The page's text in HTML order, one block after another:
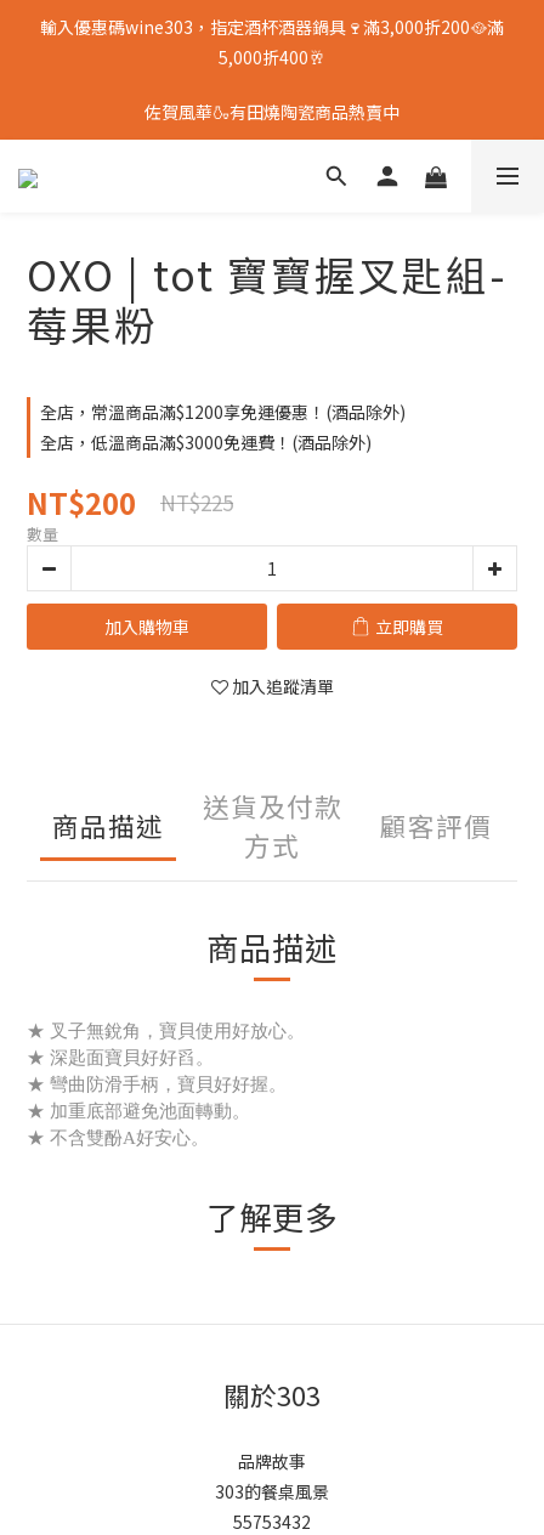
輸入優惠碼wine303，指定酒杯酒器鍋具🍷滿3,000折200🥘滿
5,000折400🥂
佐賀風華🍶有田燒陶瓷商品熱賣中
OXO | tot 寶寶握叉匙組-
莓果粉
全店，常溫商品滿$1200享免運優惠！(酒品除外)
全店，低溫商品滿$3000免運費！(酒品除外)
NT$200 NT$225
數量
加入購物車 立即購買
加入追蹤清單
商品描述
送貨及付款
方式
顧客評價
商品描述
★ 叉子無銳角，寶貝使用好放心。
★ 深匙面寶貝好好舀。
★ 彎曲防滑手柄，寶貝好好握。
★ 加重底部避免池面轉動。
★ 不含雙酚A好安心。
了解更多
關於303
品牌故事
303的餐桌風景
55753432